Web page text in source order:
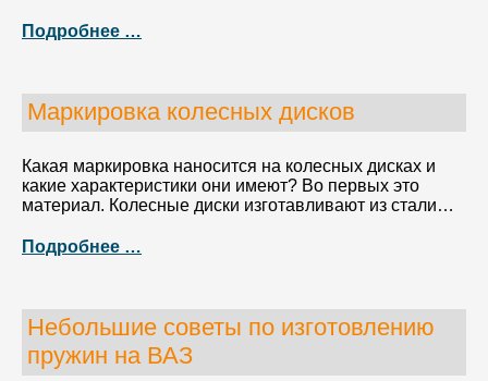
Подробнее …
Маркировка колесных дисков
Какая маркировка наносится на колесных дисках и
какие характеристики они имеют? Во первых это
материал. Колесные диски изготавливают из стали…
Подробнее …
Небольшие советы по изготовлению
пружин на ВАЗ